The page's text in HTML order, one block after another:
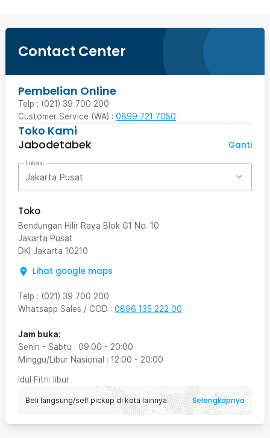
Contact Center
Pembelian Online
Telp : (021) 39 700 200
Customer Service (WA) : 0899 721 7050
Toko Kami
Jabodetabek
Ganti
Lokasi
Jakarta Pusat
Toko
Bendungan Hilir Raya Blok G1 No. 10
Jakarta Pusat
DKI Jakarta 10210
Lihat google maps
Telp : (021) 39 700 200
Whatsapp Sales / COD : 0896 135 222 00
Jam buka:
Senin - Sabtu : 09:00 - 20:00
Minggu/Libur Nasional : 12:00 - 20:00
Idul Fitri: libur
Beli langsung/self pickup di kota lainnya Selengkapnya